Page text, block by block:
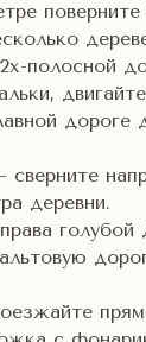
полосной
дороге
деревни.
голубой